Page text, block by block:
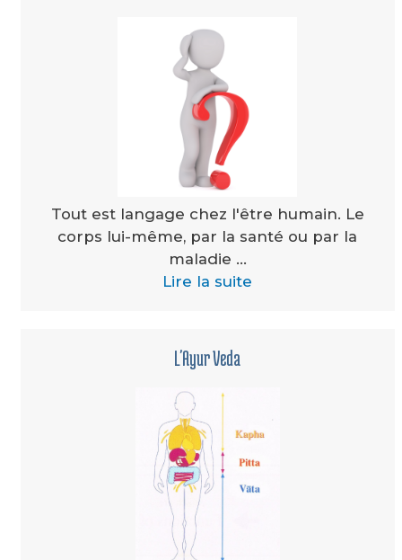
Tout est langage chez l'être humain. Le
corps lui-même, par la santé ou par la
maladie ...
Lire la suite
L'Ayur Veda